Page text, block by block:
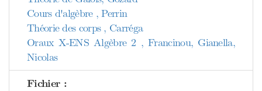
Cours d'algèbre , Perrin
Théorie des corps , Carréga
Oraux X-ENS Algèbre 2 , Francinou, Gianella,
Nicolas
Fichier :